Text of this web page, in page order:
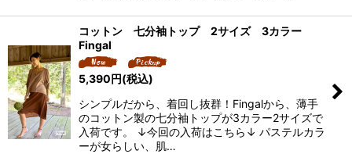
コットン 七分袖トップ 2サイズ 3カラー
Fingal
5,390円(税込)
シンプルだから、着回し抜群！Fingalから、薄手
のコットン製の七分袖トップが3カラー2サイズで
入荷です。 ↓今回の入荷はこちら↓ パステルカラ
ーが女らしい、肌…